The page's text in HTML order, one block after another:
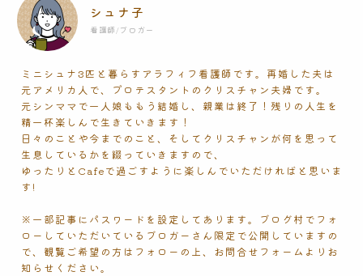
シュナ子
看護師/ブロガー
ミニシュナ3匹と暮らすアラフィフ看護師です。再婚した夫は
元アメリカ人で、プロテスタントのクリスチャン夫婦です。
元シンママで一人娘ももう結婚し、親業は終了！残りの人生を
精一杯楽しんで生きていきます！
日々のことや今までのこと、そしてクリスチャンが何を思って
生息しているかを綴っていきますので、
ゆったりとCafeで過ごすように楽しんでいただければと思いま
す!
※一部記事にパスワードを設定してあります。ブログ村でフォ
ローしていただいているブロガーさん限定で公開していますの
で、観覧ご希望の方はフォローの上、お問合せフォームよりお
知らせください。